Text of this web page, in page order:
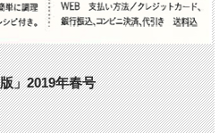
」2019年春号